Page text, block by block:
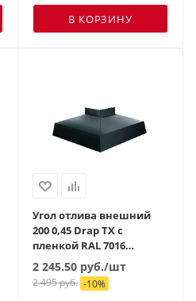
В КОРЗИНУ
Угол отлива внешний
200 0,45 Drap TX с
пленкой RAL 7016
антрацитово-серый
2 245.50 руб./шт
2 495руб. -10%